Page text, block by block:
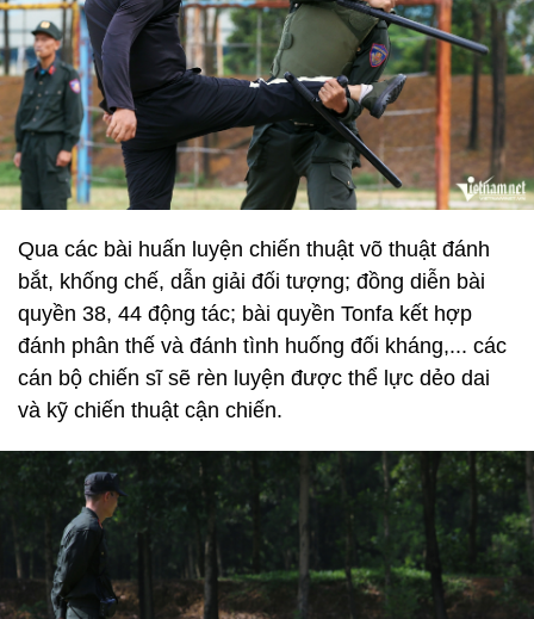
Qua các bài huấn luyện chiến thuật võ thuật đánh
bắt, khống chế, dẫn giải đối tượng; đồng diễn bài
quyền 38, 44 động tác; bài quyền Tonfa kết hợp
đánh phân thế và đánh tình huống đối kháng,... các
cán bộ chiến sĩ sẽ rèn luyện được thể lực dẻo dai
và kỹ chiến thuật cận chiến.